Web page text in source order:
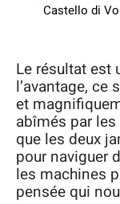
Castello di
Le résultat est
l’avantage,
et
abîmés par
que les deux
pour naviguer
les machines
pensée qui